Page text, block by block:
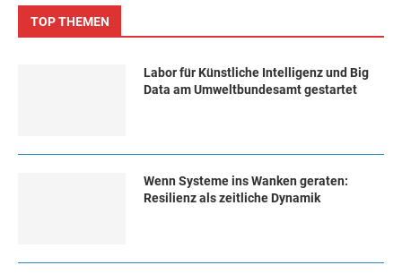
TOP THEMEN
Labor für Künstliche Intelligenz und Big
Data am Umweltbundesamt gestartet
Wenn Systeme ins Wanken geraten:
Resilienz als zeitliche Dynamik